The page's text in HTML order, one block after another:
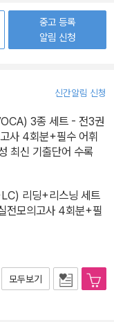
중고 등록
알림 신청
신간알림 신청
3종 세트 - 전3권
사 4회분+필수 어휘
최신 기출단어 수록
리딩+리스닝 세트
전모의고사 4회분+필
모두보기